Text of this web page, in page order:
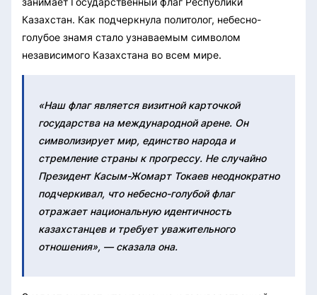
Казахстан. Как подчеркнула политолог, небесно-
голубое знамя стало узнаваемым символом
независимого Казахстана во всем мире.
«Наш флаг является визитной карточкой
государства на международной арене. Он
символизирует мир, единство народа и
стремление страны к прогрессу. Не случайно
Президент Касым-Жомарт Токаев неоднократно
подчеркивал, что небесно-голубой флаг
отражает национальную идентичность
казахстанцев и требует уважительного
отношения», — сказала она.